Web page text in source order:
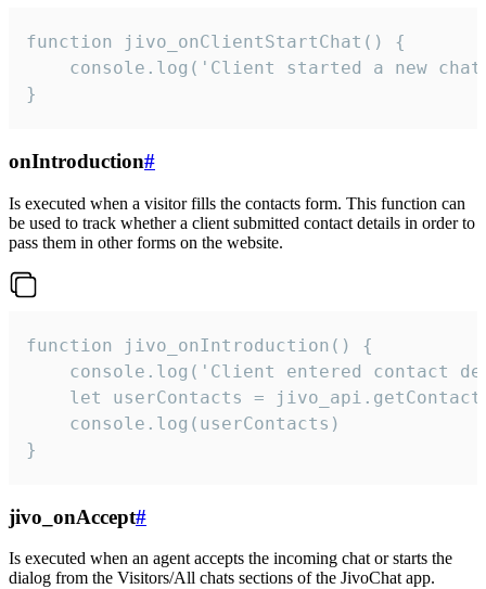
function jivo_onClientStartChat() {
console.log('Client started a new
}
onIntroduction#
Is executed when a visitor fills the contacts form. This function can
be used to track whether a client submitted contact details in order to
pass them in other forms on the website.
function jivo_onIntroduction() {
console.log('Client entered contact
let userContacts =
    console.log(userContacts)
}
jivo_onAccept#
Is executed when an agent accepts the incoming chat or starts the
dialog from the Visitors/All chats sections of the JivoChat app.